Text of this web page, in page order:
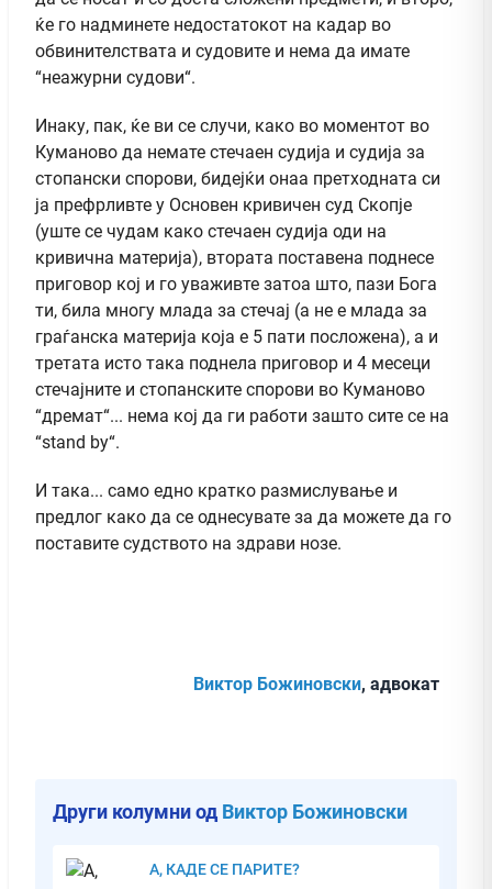
ќе го надминете недостатокот на кадар во
обвинителствата и судовите и нема да имате
“неажурни судови“.
Инаку, пак, ќе ви се случи, како во моментот во
Куманово да немате стечаен судија и судија за
стопански спорови, бидејќи онаа претходната си
ја префрливте у Основен кривичен суд Скопје
(уште се чудам како стечаен судија оди на
кривична материја), втората поставена поднесе
приговор кој и го уваживте затоа што, пази Бога
ти, била многу млада за стечај (а не е млада за
граѓанска материја која е 5 пати посложена), а и
третата исто така поднела приговор и 4 месеци
стечајните и стопанските спорови во Куманово
“дремат“... нема кој да ги работи зашто сите се на
“stand by“.
И така... само едно кратко размислување и
предлог како да се однесувате за да можете да го
поставите судството на здрави нозе.
Виктор Божиновски, адвокат
Други колумни од Виктор Божиновски
А, КАДЕ СЕ ПАРИТЕ?